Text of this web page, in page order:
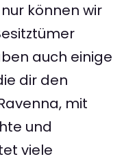
können wir
auch einige
dir den
mit
und
viele